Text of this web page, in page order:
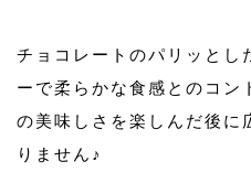
チョコレートのパリッとし
ーで柔らかな食感とのコン
の美味しさを楽しんだ後に
りません♪